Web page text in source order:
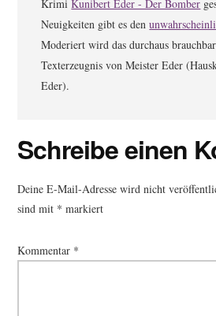
KrimiKunibert Eder - Der Bomber
Neuigkeiten gibt es den
Moderiert wird das durchaus
Texterzeugnis von Meister Eder
Eder).
Leser-
Interaktionen
Schreibe einen
Deine E-Mail-Adresse wird nicht
sind mit * markiert
Kommentar *